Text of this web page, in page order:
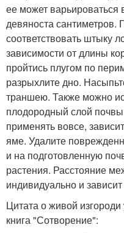
ее может варьироваться
девяноста сантиметров.
соответствовать штыку
зависимости от длины
пройтись плугом по
разрыхлите дно.
траншею. Также можно
плодородный слой
применять вовсе,
яме. Удалите
и на подготовленную
растения. Расстояние
индивидуально и
Цитата о живой
книга "Сотворение":